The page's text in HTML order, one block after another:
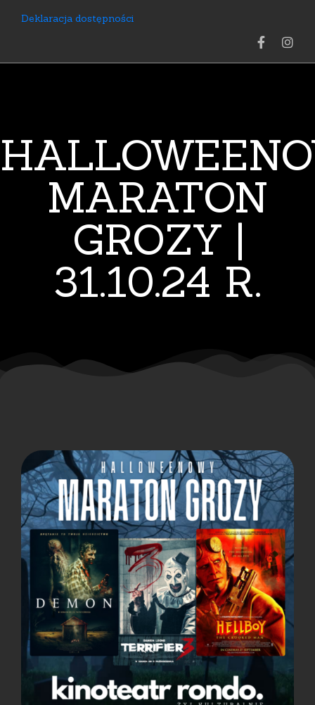
Deklaracja dostępności
MARATON
GROZY |
31.10.24 R.